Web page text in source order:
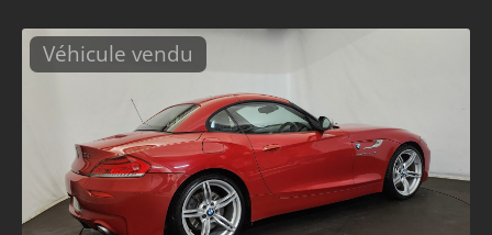
Véhicule vendu